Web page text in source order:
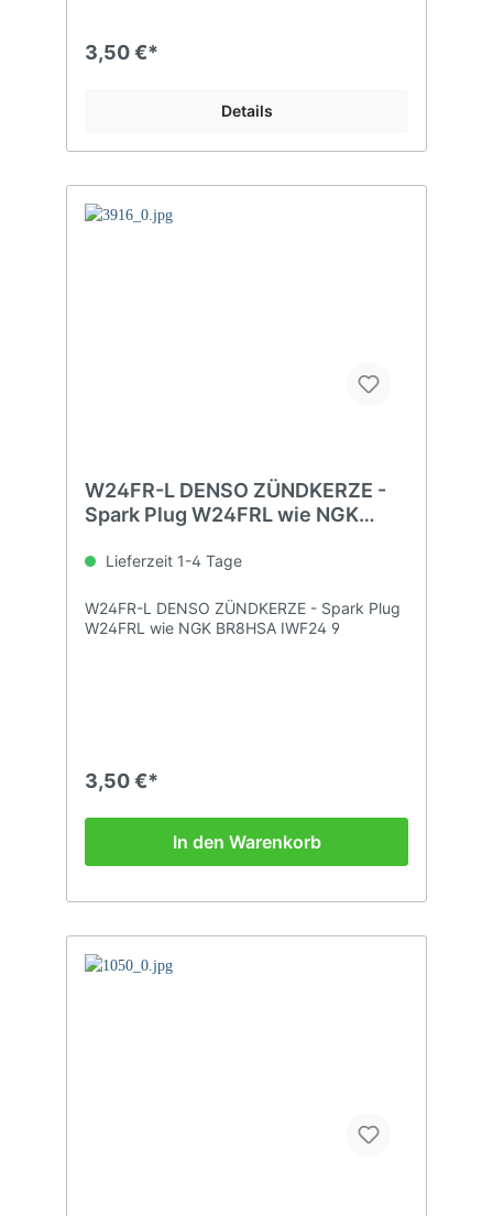
3,50 €*
Details
W24FR-L DENSO ZÜNDKERZE -
Spark Plug W24FRL wie NGK
Lieferzeit 1-4 Tage
W24FR-L DENSO ZÜNDKERZE - Spark Plug
W24FRL wie NGK BR8HSA IWF24 9
3,50 €*
In den Warenkorb